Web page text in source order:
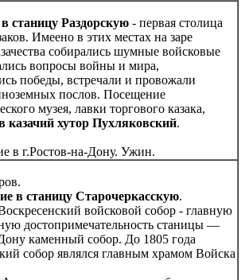
станицу Раздорскую - первая столица
Имеено в этих местах на заре
собирались шумные войсковые
вопросы войны и мира,
победы, встречали и провожали
послов. Посещение
музея, лавки торгового казака,
казачий хутор Пухляковский.
в г.Ростов-на-Дону. Ужин.
в станицу Старочеркасскую.
войсковой собор - главную
достопримечательность станицы —
каменный собор. До 1805 года
собор являлся главным храмом Войска